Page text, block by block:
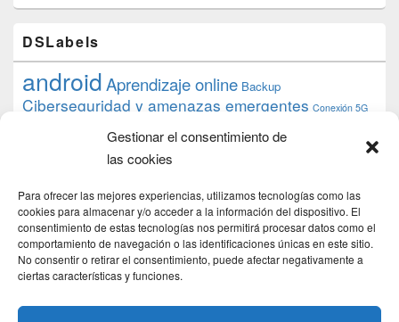
Gestionar el consentimiento de
las cookies
Para ofrecer las mejores experiencias, utilizamos tecnologías como las
cookies para almacenar y/o acceder a la información del dispositivo. El
consentimiento de estas tecnologías nos permitirá procesar datos como el
comportamiento de navegación o las identificaciones únicas en este sitio.
No consentir o retirar el consentimiento, puede afectar negativamente a
ciertas características y funciones.
DSLabels
androidAprendizaje online Backup
Ciberseguridad y amenazas emergentes Conexión 5G
datos debian desarrollo web
Formación Google
iphone
proyecto PS4 python Raspberryraspberrypi
raspbian review Servidor Web Sostenibilidad
tecnológicaTecnología torrent
transmissiontutorial ubuntu server Windows